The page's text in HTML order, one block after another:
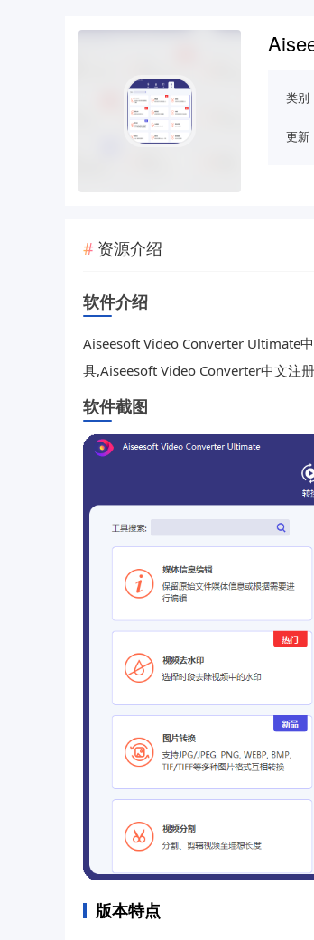
类别
更新
资源介绍
软件介绍
Aiseesoft Video Converter Ultimate
具,Aiseesoft Video Converter中文注
软件截图
版本特点